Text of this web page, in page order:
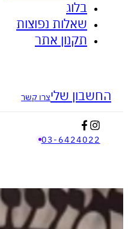
שאלות נפוצות
תקנון אתר
שליצרו קשר
03-